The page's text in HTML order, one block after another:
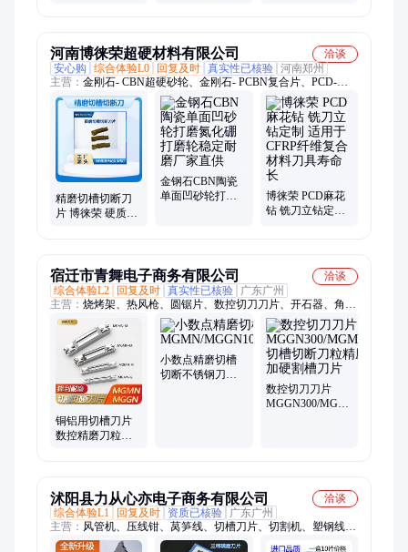
河南博徕荣超硬材料有限公司
洽谈
安心购
综合体验L0 回复及时 真实性已核验 河南郑州
主营： 金刚石- CBN超硬砂轮、金刚石- PCBN复合片、PCD-
PCBN超硬非标刀具、钻石精密刀具、PCD-PCBN超硬标准刀
片、硬质合金标准刀片、人工培育钻石、立方氮化硼、金刚石
精磨切槽切断刀
片 博徕荣 硬质合
金钢石CBN陶瓷
单面凹砂轮打磨
博徕荣 PCD麻花
钻 铣刀立钻定制
宿迁市青舞电子商务有限公司
洽谈
综合体验L2
回复及时 真实性已核验
广东广州
主营： 烧烤架、热风枪、圆锯片、数控切刀刀片、开石器、角磨
机、石匠凿、缝纫机、电磨机、电机轴、反十字、烧烤炉、钨钢
凿、烧烤碳、下水道、烧水杯、冲击钻、置物架、钻电池、拆焊
台、内六角、润滑油、长六角、增氧泵、汽车腰、显示器
铜铝用切槽刀片
数控精磨刀粒
小数点精磨切槽
切断不锈钢刀片
MGMN/MGGN100/110/120/130/140/490
数控切刀刀片
MGGN300/MGMN300M
沭阳县力从心亦电子商务有限公司
洽谈
综合体验L1
回复及时 资质已核验
广东广州
主营： 风管机、压线钳、莴笋线、切槽刀片、切割机、塑钢线、
大棚线、切割枪、p80割枪、切割嘴、压膜线、风机盘管、割枪